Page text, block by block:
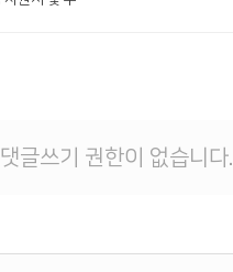
댓글쓰기 권한이 없습니다.